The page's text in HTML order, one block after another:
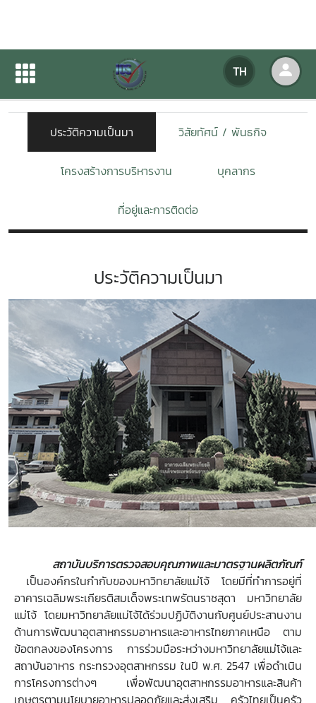
TH
เกี่ยวกับหน่วยงาน
เกี่ยวกับหน่วยงาน
ประวัติความเป็นมา วิสัยทัศน์ / พันธกิจ
โครงสร้างการบริหารงาน บุคลากร
ที่อยู่และการติดต่อ
ประวัติความเป็นมา
สถาบันบริการตรวจสอบคุณภาพและมาตรฐานผลิตภัณฑ์
เป็นองค์กรในกำกับของมหาวิทยาลัยแม่โจ้ โดยมีที่ทำการอยู่ที่
อาคารเฉลิมพระเกียรติสมเด็จพระเทพรัตนราชสุดา มหาวิทยาลัย
แม่โจ้ โดยมหาวิทยาลัยแม่โจ้ได้ร่วมปฏิบัติงานกับศูนย์ประสานงาน
ด้านการพัฒนาอุตสาหกรรมอาหารและอาหารไทยภาคเหนือ ตาม
ข้อตกลงของโครงการ การร่วมมือระหว่างมหาวิทยาลัยแม่โจ้และ
สถาบันอาหาร กระทรวงอุตสาหกรรม ในปี พ.ศ. 2547 เพื่อดำเนิน
การโครงการต่างๆ เพื่อพัฒนาอุตสาหกรรมอาหารและสินค้า
เกษตรตามนโยบายอาหารปลอดภัยและส่งเสริม ครัวไทยเป็นครัว